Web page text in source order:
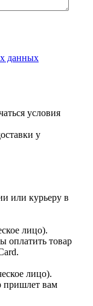
данных
условия
у
или курьеру в
лицо).
оплатить товар
лицо).
пришлет вам